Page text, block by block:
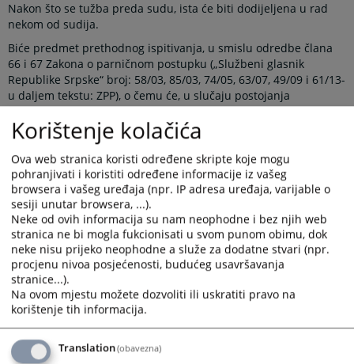
Nakon što se tužba preda sudu, ista će biti dodijeljena u rad
nekom od sudija.
Biće predmet prethodnog ispitivanja, u smislu odredbe člana
66 i 67 Zakona o parničnom postupku („Službeni glasnik
Republike Srpske“ broj: 58/03, 85/03, 74/05, 63/07, 49/09 i 61/13-
u daljem tekstu: ZPP), o čemu će, u slučaju postojanja
nedostataka, sud sačiniti rješenje i isto dostaviti tužiocu.
Ukoliko je tužba uredna, najkasnije u roku od 30 dana,
dostaviće se tuženom na odgovor, uz pouku šta treba da sadrži
odgovor na tužbu i posljedicama nedostavljanja odgovora u
ostavljenom roku.
Tuženi je dužan da dostavi odgovor na tužbu u roku od 15
dana, u kojem će istaći procesne prigovore, izjasniti se da li
priznaje ili osporava tužbeni zahtjev, razloge zbog kojih se isti
osporava, činjenice na kojima zasniva svoje navode, dokaze
kojima se utvrđuju te činjenice, kao i sve druge podatke koje
mora imati svaki podnesak. Ukoliko tuženi ne dostavi odgovor
na tužbu, sud može postupiti u smislu odredbe člana 182
Zakona o parničnom postupku i donijeti presudu zbog
propuštanja.
Po prijemu odgovora na tužbu, sud će zakazati pripremno
Korištenje kolačića
Ova web stranica koristi određene skripte koje mogu
pohranjivati i koristiti određene informacije iz vašeg
browsera i vašeg uređaja (npr. IP adresa uređaja, varijable o
sesiji unutar browsera, ...).
Neke od ovih informacija su nam neophodne i bez njih web
stranica ne bi mogla fukcionisati u svom punom obimu, dok
neke nisu prijeko neophodne a služe za dodatne stvari (npr.
procjenu nivoa posjećenosti, budućeg usavršavanja
stranice...).
Na ovom mjestu možete dozvoliti ili uskratiti pravo na
korištenje tih informacija.
Translation(obavezna)